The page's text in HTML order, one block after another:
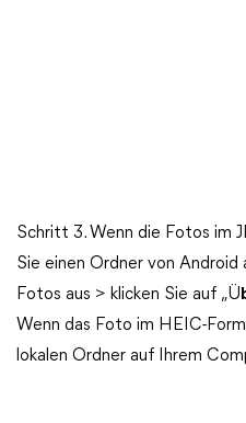
Schritt 3. Wenn die Fotos im
Sie einen Ordner von Android
Fotos aus > klicken Sie auf „Ü
Wenn das Foto im HEIC-
lokalen Ordner auf Ihrem